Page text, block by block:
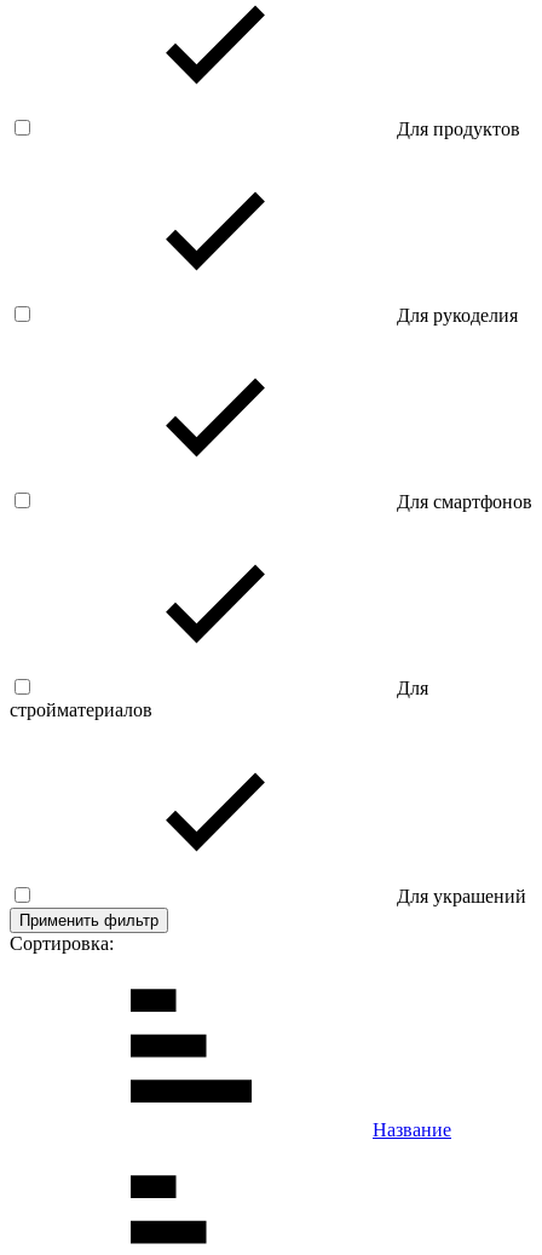
Для продуктов
Для рукоделия
Для смартфонов
Для
стройматериалов
Для украшений
Применить фильтр
Сортировка:
Название